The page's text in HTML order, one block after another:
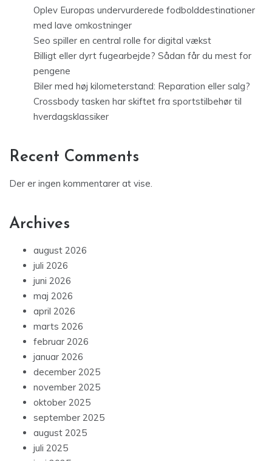
Oplev Europas undervurderede fodbolddestinationer
med lave omkostninger
Seo spiller en central rolle for digital vækst
Billigt eller dyrt fugearbejde? Sådan får du mest for
pengene
Biler med høj kilometerstand: Reparation eller salg?
Crossbody tasken har skiftet fra sportstilbehør til
hverdagsklassiker
Recent Comments
Der er ingen kommentarer at vise.
Archives
august 2026
juli 2026
juni 2026
maj 2026
april 2026
marts 2026
februar 2026
januar 2026
december 2025
november 2025
oktober 2025
september 2025
august 2025
juli 2025